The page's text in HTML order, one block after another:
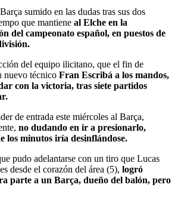
sumido en las dudas tras sus dos
que mantiene al Elche en la
del campeonato español, en puestos de
del equipo ilicitano, que el fin de
nuevo técnico Fran Escribá a los mandos,
con la victoria, tras siete partidos
de entrada este miércoles al Barça,
no dudando en ir a presionarlo,
los minutos iría desinflándose.
pudo adelantarse con un tiro que Lucas
desde el corazón del área (5), logró
parte a un Barça, dueño del balón, pero